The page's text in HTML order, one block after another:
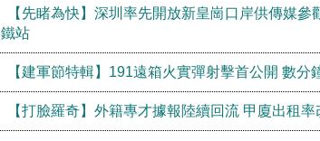
【先睹為快】深圳率先開放新皇崗口岸供傳媒
鐵站
【建軍節特輯】191遠箱火實彈射擊首公開 數分
【打臉羅奇】外籍專才據報陸續回流 甲廈出租